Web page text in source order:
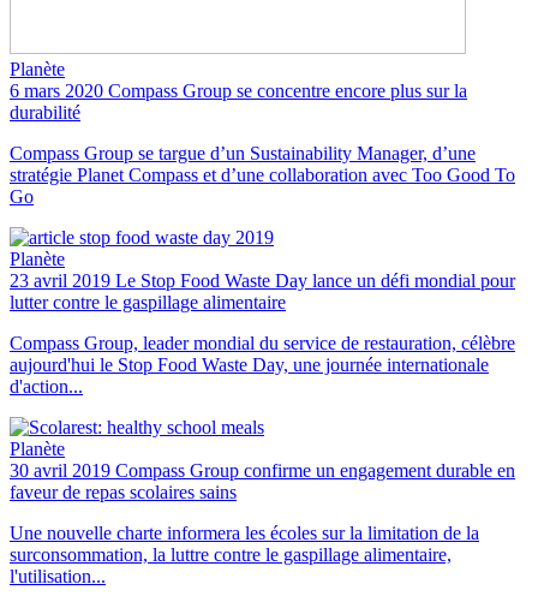
Planète
6 mars 2020 Compass Group se concentre encore plus sur la
durabilité
Compass Group se targue d’un Sustainability Manager, d’une
stratégie Planet Compass et d’une collaboration avec Too Good To
Go
Planète
23 avril 2019 Le Stop Food Waste Day lance un défi mondial pour
lutter contre le gaspillage alimentaire
Compass Group, leader mondial du service de restauration, célèbre
aujourd'hui le Stop Food Waste Day, une journée internationale
d'action...
Planète
30 avril 2019 Compass Group confirme un engagement durable en
faveur de repas scolaires sains
Une nouvelle charte informera les écoles sur la limitation de la
surconsommation, la luttre contre le gaspillage alimentaire,
l'utilisation...